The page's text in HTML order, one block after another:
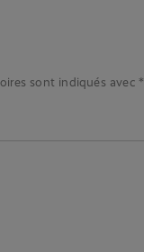
sont indiqués avec*